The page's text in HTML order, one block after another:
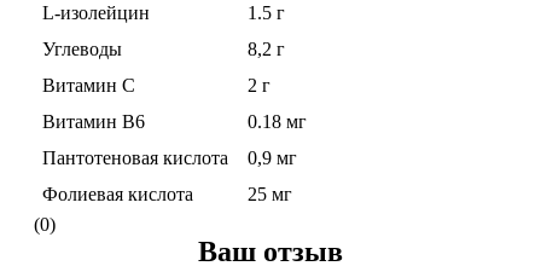
Цитруллин
Гейнеры
L-изолейцин
1.5 г
Углеводы
8,2 г
Витамин C
2 г
Витамин B6
0.18 мг
Пантотеновая кислота
0,9 мг
Фолиевая кислота
25 мг
(0)
Ваш отзыв